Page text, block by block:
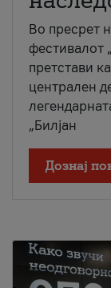
Во пресрет
фестивалот
претстави
централен
„Билјан
Дознај